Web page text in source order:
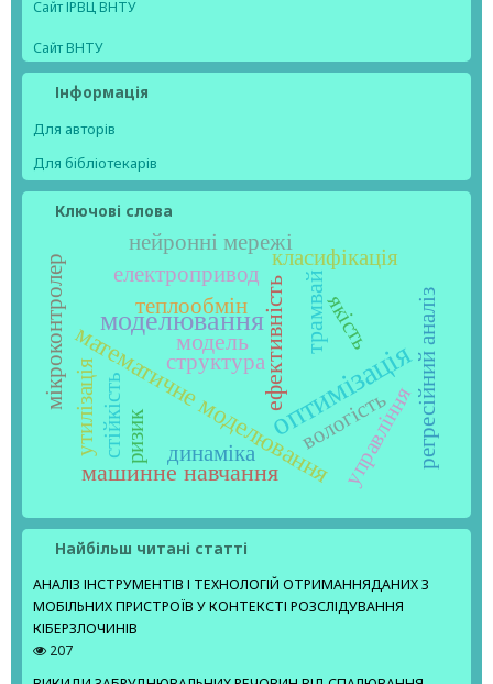
Сайт ІРВЦ ВНТУ
Сайт ВНТУ
Інформація
Для авторів
Для бібліотекарів
Ключові слова
оптимізація
моделювання
математичне моделювання
ефективність
машинне навчання
модель трамвай
вологість
ризик управління
теплообмін
електропривод
структура
стійкість регресійний аналіз
мікроконтролер якість
класифікація
нейронні мережі
динаміка
утилізація
Найбільш читані статті
АНАЛІЗ ІНСТРУМЕНТІВ І ТЕХНОЛОГІЙ ОТРИМАННЯДАНИХ З
МОБІЛЬНИХ ПРИСТРОЇВ У КОНТЕКСТІ РОЗСЛІДУВАННЯ
КІБЕРЗЛОЧИНІВ
207